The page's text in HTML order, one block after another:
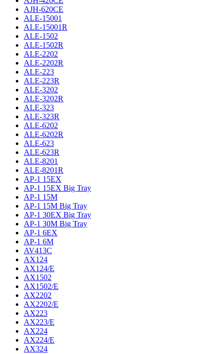
AJH-620CE
ALE-15001
ALE-15001R
ALE-1502
ALE-1502R
ALE-2202
ALE-2202R
ALE-223
ALE-223R
ALE-3202
ALE-3202R
ALE-323
ALE-323R
ALE-6202
ALE-6202R
ALE-623
ALE-623R
ALE-8201
ALE-8201R
AP-1 15EX
AP-1 15EX Big Tray
AP-1 15M
AP-1 15M Big Tray
AP-1 30EX Big Tray
AP-1 30M Big Tray
AP-1 6EX
AP-1 6M
AV413C
AX124
AX124/E
AX1502
AX1502/E
AX2202
AX2202/E
AX223
AX223/E
AX224
AX224/E
AX324